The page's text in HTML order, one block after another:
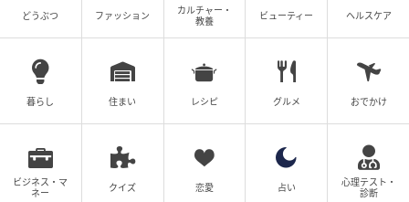
どうぶつ ファッション
カルチャー・
教養
ビューティー ヘルスケア
暮らし 住まい レシピ グルメ おでかけ
ビジネス・マ
ネー
クイズ 恋愛 占い
心理テスト・
診断